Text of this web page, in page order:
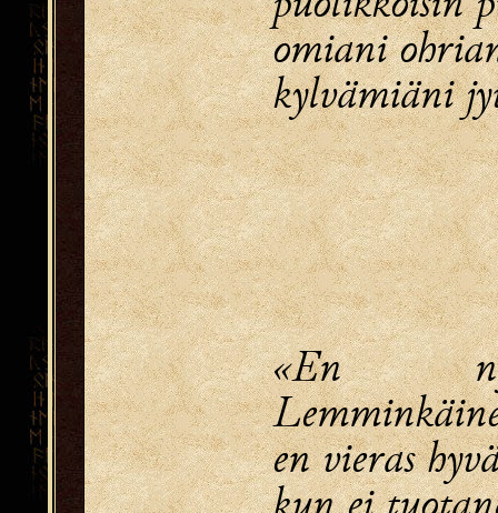
omiani
kylvämiäni
«En
en vieras